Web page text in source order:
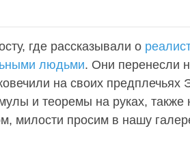
где рассказывали о
людьми. Они перенесли
на своих
и теоремы на руках, также
милости просим в нашу